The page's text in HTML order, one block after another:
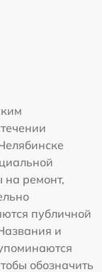
на ремонт,
публичной
и
обозначить